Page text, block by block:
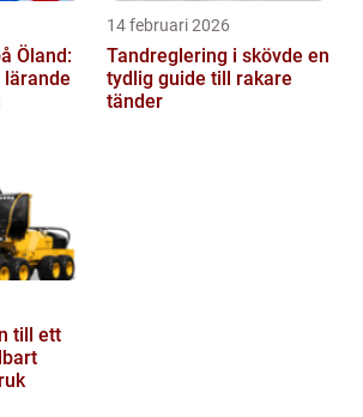
Öland:
lärande
14 februari 2026
Tandreglering i skövde en
tydlig guide till rakare
tänder